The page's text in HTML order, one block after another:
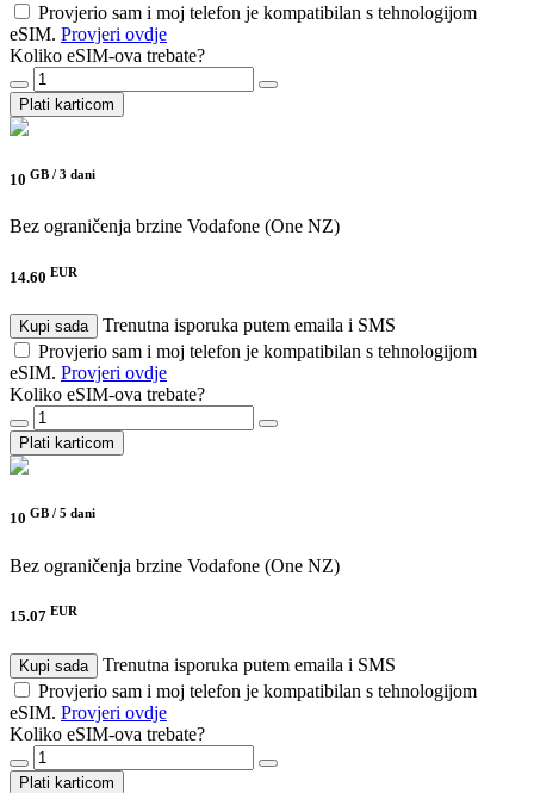
Provjerio sam i moj telefon je kompatibilan s tehnologijom
eSIM. Provjeri ovdje
Koliko eSIM-ova trebate?
Plati karticom
10 GB / 3 dani
Bez ograničenja brzine Vodafone (One NZ)
14.60 EUR
Kupi sada
Trenutna isporuka putem emaila i SMS
Provjerio sam i moj telefon je kompatibilan s tehnologijom
eSIM. Provjeri ovdje
Koliko eSIM-ova trebate?
Plati karticom
10 GB / 5 dani
Bez ograničenja brzine Vodafone (One NZ)
15.07 EUR
Kupi sada
Trenutna isporuka putem emaila i SMS
Provjerio sam i moj telefon je kompatibilan s tehnologijom
eSIM. Provjeri ovdje
Koliko eSIM-ova trebate?
Plati karticom